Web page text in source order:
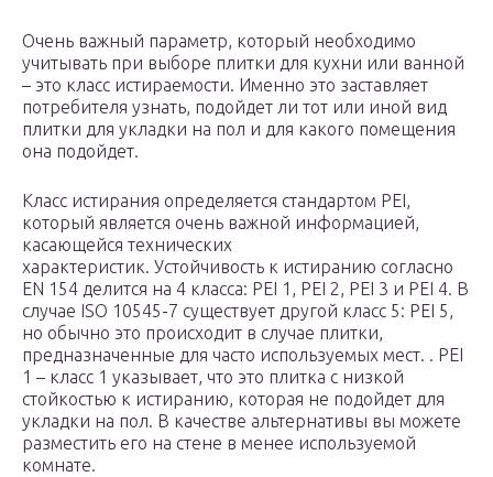
Очень важный параметр, который необходимо
учитывать при выборе плитки для кухни или ванной
– это класс истираемости. Именно это заставляет
потребителя узнать, подойдет ли тот или иной вид
плитки для укладки на пол и для какого помещения
она подойдет.
Класс истирания определяется стандартом PEI,
который является очень важной информацией,
касающейся технических
характеристик. Устойчивость к истиранию согласно
EN 154 делится на 4 класса: PEI 1, PEI 2, PEI 3 и PEI 4. В
случае ISO 10545-7 существует другой класс 5: PEI 5,
но обычно это происходит в случае плитки,
предназначенные для часто используемых мест. . PEI
1 – класс 1 указывает, что это плитка с низкой
стойкостью к истиранию, которая не подойдет для
укладки на пол. В качестве альтернативы вы можете
разместить его на стене в менее используемой
комнате.